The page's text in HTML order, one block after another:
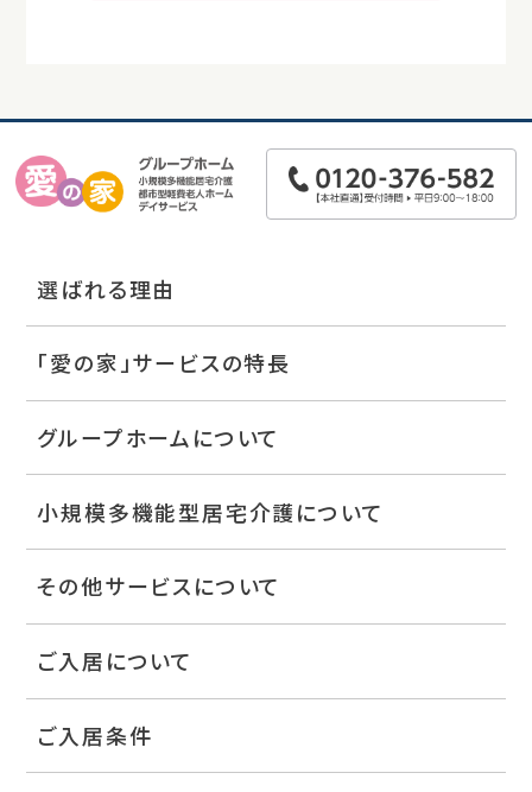
選ばれる理由
「愛の家」サービスの特長
グループホームについて
小規模多機能型居宅介護について
その他サービスについて
ご入居について
ご入居条件